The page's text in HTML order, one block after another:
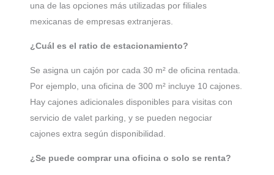
una de las opciones más utilizadas por filiales
mexicanas de empresas extranjeras.
¿Cuál es el ratio de estacionamiento?
Se asigna un cajón por cada 30 m² de oficina rentada.
Por ejemplo, una oficina de 300 m² incluye 10 cajones.
Hay cajones adicionales disponibles para visitas con
servicio de valet parking, y se pueden negociar
cajones extra según disponibilidad.
¿Se puede comprar una oficina o solo se renta?